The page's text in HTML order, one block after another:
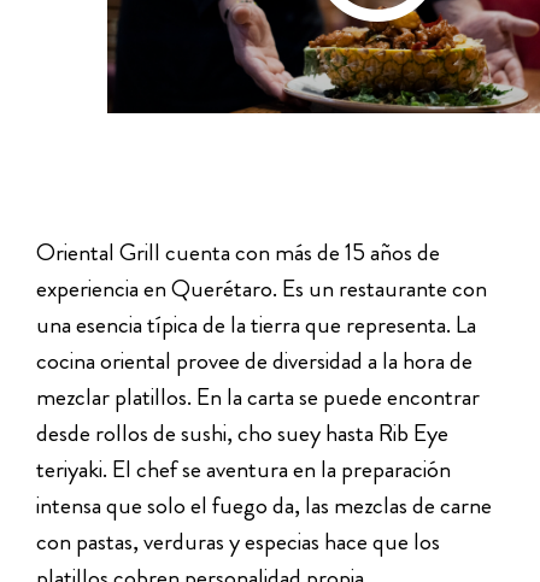
Oriental Grill cuenta con más de 15 años de
experiencia en Querétaro. Es un restaurante con
una esencia típica de la tierra que representa. La
cocina oriental provee de diversidad a la hora de
mezclar platillos. En la carta se puede encontrar
desde rollos de sushi, cho suey hasta Rib Eye
teriyaki. El chef se aventura en la preparación
intensa que solo el fuego da, las mezclas de carne
con pastas, verduras y especias hace que los